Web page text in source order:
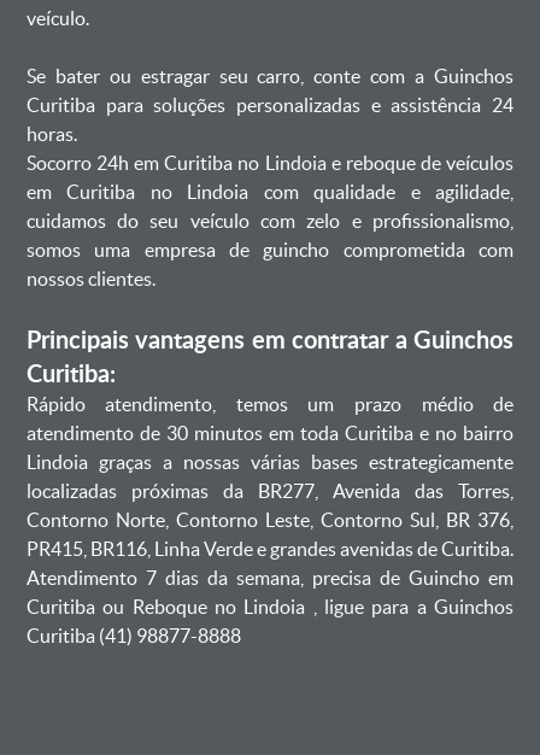
veículo.
Se bater ou estragar seu carro, conte com a Guinchos
Curitiba para soluções personalizadas e assistência 24
horas.
Socorro 24h em Curitiba no Lindoia e reboque de veículos
em Curitiba no Lindoia com qualidade e agilidade,
cuidamos do seu veículo com zelo e profissionalismo,
somos uma empresa de guincho comprometida com
nossos clientes.
Principais vantagens em contratar a Guinchos
Curitiba:
Rápido atendimento, temos um prazo médio de
atendimento de 30 minutos em toda Curitiba e no bairro
Lindoia graças a nossas várias bases estrategicamente
localizadas próximas da BR277, Avenida das Torres,
Contorno Norte, Contorno Leste, Contorno Sul, BR 376,
PR415, BR116, Linha Verde e grandes avenidas de Curitiba.
Atendimento 7 dias da semana, precisa de Guincho em
Curitiba ou Reboque no Lindoia , ligue para a Guinchos
Curitiba (41) 98877-8888